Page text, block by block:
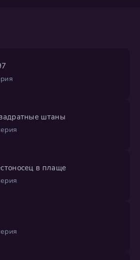
штаны
в плаще